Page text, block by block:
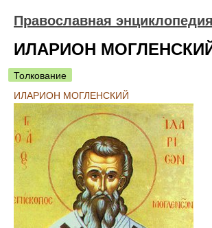
Православная энциклопедия
ИЛАРИОН
Толкование
ИЛАРИОН МОГЛЕНСКИЙ